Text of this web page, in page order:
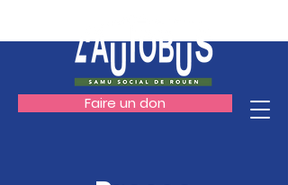
Faire un don